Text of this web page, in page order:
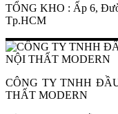
Tuyển Dụng
TỔNG KHO : Ấp 6,
Tp.HCM
CÔNG TY TNHH
THẤT MODERN